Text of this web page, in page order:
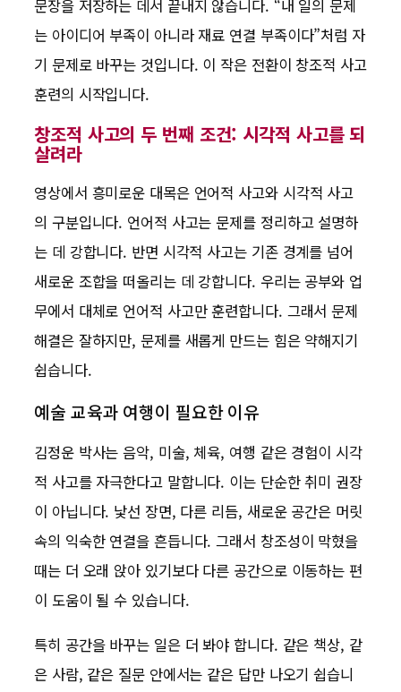
문장을 저장하는 데서 끝내지 않습니다. “내 일의 문제
는 아이디어 부족이 아니라 재료 연결 부족이다”처럼 자
기 문제로 바꾸는 것입니다. 이 작은 전환이 창조적 사고
훈련의 시작입니다.
창조적 사고의 두 번째 조건: 시각적 사고를 되
살려라
영상에서 흥미로운 대목은 언어적 사고와 시각적 사고
의 구분입니다. 언어적 사고는 문제를 정리하고 설명하
는 데 강합니다. 반면 시각적 사고는 기존 경계를 넘어
새로운 조합을 떠올리는 데 강합니다. 우리는 공부와 업
무에서 대체로 언어적 사고만 훈련합니다. 그래서 문제
해결은 잘하지만, 문제를 새롭게 만드는 힘은 약해지기
쉽습니다.
예술 교육과 여행이 필요한 이유
김정운 박사는 음악, 미술, 체육, 여행 같은 경험이 시각
적 사고를 자극한다고 말합니다. 이는 단순한 취미 권장
이 아닙니다. 낯선 장면, 다른 리듬, 새로운 공간은 머릿
속의 익숙한 연결을 흔듭니다. 그래서 창조성이 막혔을
때는 더 오래 앉아 있기보다 다른 공간으로 이동하는 편
이 도움이 될 수 있습니다.
특히 공간을 바꾸는 일은 더 봐야 합니다. 같은 책상, 같
은 사람, 같은 질문 안에서는 같은 답만 나오기 쉽습니